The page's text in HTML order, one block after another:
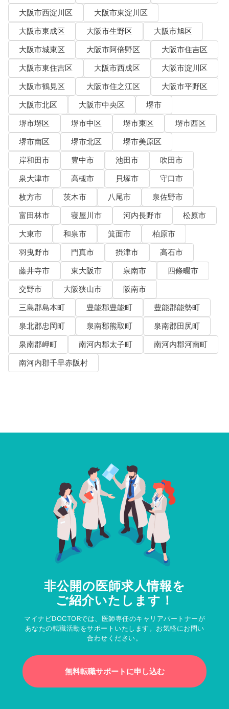
大阪市西淀川区
大阪市東淀川区
大阪市東成区
大阪市生野区
大阪市旭区
大阪市城東区
大阪市阿倍野区
大阪市住吉区
大阪市東住吉区
大阪市西成区
大阪市淀川区
大阪市鶴見区
大阪市住之江区
大阪市平野区
大阪市北区
大阪市中央区
堺市
堺市堺区
堺市中区 堺市東区
堺市西区
堺市南区
堺市北区
堺市美原区
岸和田市
豊中市 池田市
吹田市
泉大津市
高槻市 貝塚市
守口市
枚方市
茨木市 八尾市
泉佐野市
富田林市
寝屋川市 河内長野市
松原市
大東市
和泉市 箕面市
柏原市
羽曳野市
門真市 摂津市
高石市
藤井寺市
東大阪市 泉南市
四條畷市
交野市
大阪狭山市
阪南市
三島郡島本町
豊能郡豊能町
豊能郡能勢町
泉北郡忠岡町
泉南郡熊取町
泉南郡田尻町
泉南郡岬町
南河内郡太子町
南河内郡河南町
南河内郡千早赤阪村
非公開の医師求人情報を
ご紹介いたします！
マイナビDOCTORでは、医師専任のキャリアパートナーが
あなたの転職活動をサポートいたします。お気軽にお問い
合わせください。
無料転職サポートに申し込む